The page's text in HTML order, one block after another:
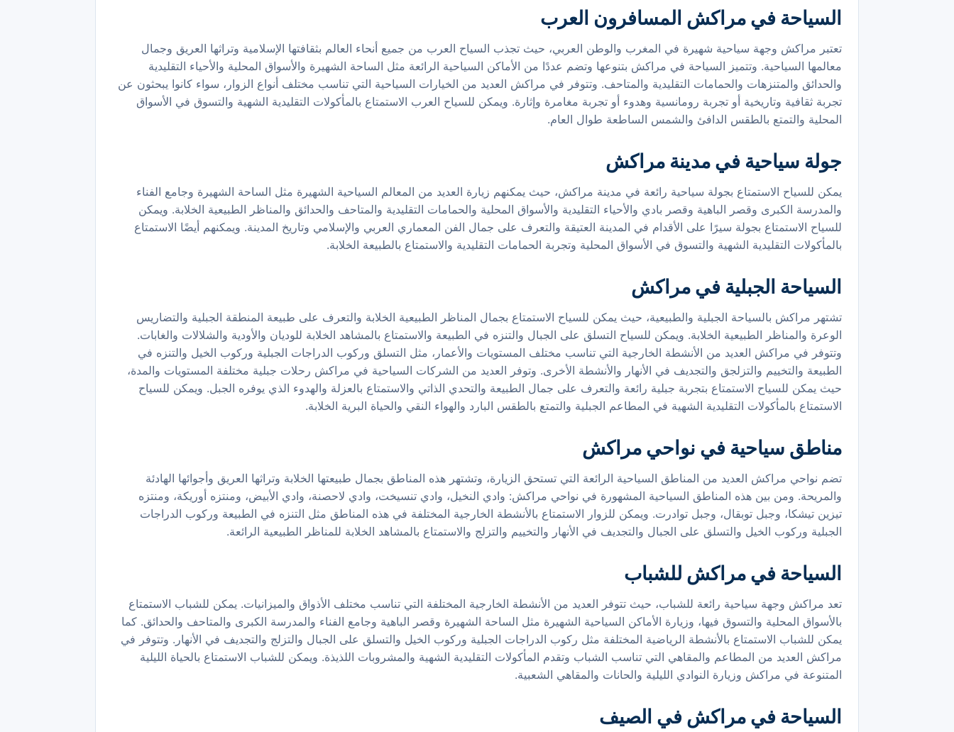
السياحة في مراكش المسافرون العرب
تعتبر مراكش وجهة سياحية شهيرة في المغرب والوطن العربي، حيث تجذب السياح العرب من جميع أنحاء العالم بثقافتها الإسلامية وتراثها العريق وجمال
معالمها السياحية. وتتميز السياحة في مراكش بتنوعها وتضم عددًا من الأماكن السياحية الرائعة مثل الساحة الشهيرة والأسواق المحلية والأحياء التقليدية
والحدائق والمتنزهات والحمامات التقليدية والمتاحف. وتتوفر في مراكش العديد من الخيارات السياحية التي تناسب مختلف أنواع الزوار، سواء كانوا يبحثون عن
تجربة ثقافية وتاريخية أو تجربة رومانسية وهدوء أو تجربة مغامرة وإثارة. ويمكن للسياح العرب الاستمتاع بالمأكولات التقليدية الشهية والتسوق في الأسواق
المحلية والتمتع بالطقس الدافئ والشمس الساطعة طوال العام.
جولة سياحية في مدينة مراكش
يمكن للسياح الاستمتاع بجولة سياحية رائعة في مدينة مراكش، حيث يمكنهم زيارة العديد من المعالم السياحية الشهيرة مثل الساحة الشهيرة وجامع الفناء
والمدرسة الكبرى وقصر الباهية وقصر بادي والأحياء التقليدية والأسواق المحلية والحمامات التقليدية والمتاحف والحدائق والمناظر الطبيعية الخلابة. ويمكن
للسياح الاستمتاع بجولة سيرًا على الأقدام في المدينة العتيقة والتعرف على جمال الفن المعماري العربي والإسلامي وتاريخ المدينة. ويمكنهم أيضًا الاستمتاع
بالمأكولات التقليدية الشهية والتسوق في الأسواق المحلية وتجربة الحمامات التقليدية والاستمتاع بالطبيعة الخلابة.
السياحة الجبلية في مراكش
تشتهر مراكش بالسياحة الجبلية والطبيعية، حيث يمكن للسياح الاستمتاع بجمال المناظر الطبيعية الخلابة والتعرف على طبيعة المنطقة الجبلية والتضاريس
الوعرة والمناظر الطبيعية الخلابة. ويمكن للسياح التسلق على الجبال والتنزه في الطبيعة والاستمتاع بالمشاهد الخلابة للوديان والأودية والشلالات والغابات.
وتتوفر في مراكش العديد من الأنشطة الخارجية التي تناسب مختلف المستويات والأعمار، مثل التسلق وركوب الدراجات الجبلية وركوب الخيل والتنزه في
الطبيعة والتخييم والتزلجق والتجديف في الأنهار والأنشطة الأخرى. وتوفر العديد من الشركات السياحية في مراكش رحلات جبلية مختلفة المستويات والمدة،
حيث يمكن للسياح الاستمتاع بتجربة جبلية رائعة والتعرف على جمال الطبيعة والتحدي الذاتي والاستمتاع بالعزلة والهدوء الذي يوفره الجبل. ويمكن للسياح
الاستمتاع بالمأكولات التقليدية الشهية في المطاعم الجبلية والتمتع بالطقس البارد والهواء النقي والحياة البرية الخلابة.
مناطق سياحية في نواحي مراكش
تضم نواحي مراكش العديد من المناطق السياحية الرائعة التي تستحق الزيارة، وتشتهر هذه المناطق بجمال طبيعتها الخلابة وتراثها العريق وأجوائها الهادئة
والمريحة. ومن بين هذه المناطق السياحية المشهورة في نواحي مراكش: وادي النخيل، وادي تنسيخت، وادي لاحصنة، وادي الأبيض، ومنتزه أوريكة، ومنتزه
تيزين تيشكا، وجبل توبقال، وجبل توادرت. ويمكن للزوار الاستمتاع بالأنشطة الخارجية المختلفة في هذه المناطق مثل التنزه في الطبيعة وركوب الدراجات
الجبلية وركوب الخيل والتسلق على الجبال والتجديف في الأنهار والتخييم والتزلج والاستمتاع بالمشاهد الخلابة للمناظر الطبيعية الرائعة.
السياحة في مراكش للشباب
تعد مراكش وجهة سياحية رائعة للشباب، حيث تتوفر العديد من الأنشطة الخارجية المختلفة التي تناسب مختلف الأذواق والميزانيات. يمكن للشباب الاستمتاع
بالأسواق المحلية والتسوق فيها، وزيارة الأماكن السياحية الشهيرة مثل الساحة الشهيرة وقصر الباهية وجامع الفناء والمدرسة الكبرى والمتاحف والحدائق. كما
يمكن للشباب الاستمتاع بالأنشطة الرياضية المختلفة مثل ركوب الدراجات الجبلية وركوب الخيل والتسلق على الجبال والتزلج والتجديف في الأنهار. وتتوفر في
مراكش العديد من المطاعم والمقاهي التي تناسب الشباب وتقدم المأكولات التقليدية الشهية والمشروبات اللذيذة. ويمكن للشباب الاستمتاع بالحياة الليلية
المتنوعة في مراكش وزيارة النوادي الليلية والحانات والمقاهي الشعبية.
السياحة في مراكش في الصيف